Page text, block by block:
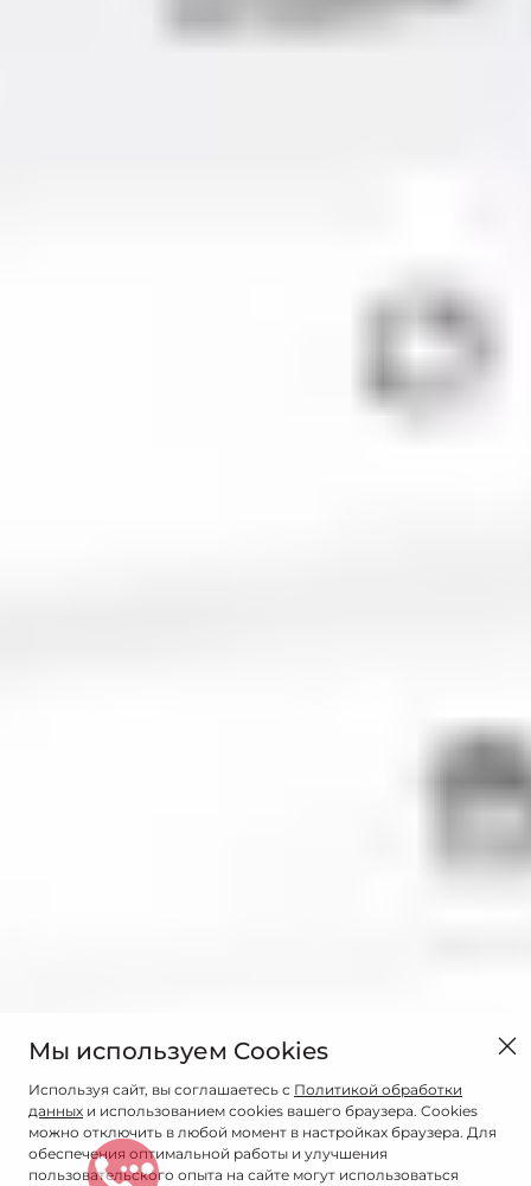
Мы используем Cookies
Используя сайт, вы соглашаетесь с Политикой обработки
данных и использованием cookies вашего браузера. Cookies
можно отключить в любой момент в настройках браузера. Для
обеспечения оптимальной работы и улучшения
пользовательского опыта на сайте могут использоваться